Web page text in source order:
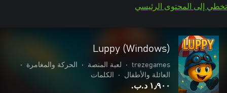
تخطي إلى المحتوى الرئيسي
Luppy (Windows)
trezegames
• لعبة المنصة • الحركة والمغامرة
•
العائلة والأطفال
• الكلمات
١٫٩٠٠ د.ب.‏